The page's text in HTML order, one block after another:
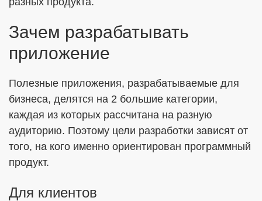
Зачем разрабатывать
приложение
Полезные приложения, разрабатываемые для
бизнеса, делятся на 2 большие категории,
каждая из которых рассчитана на разную
аудиторию. Поэтому цели разработки зависят от
того, на кого именно ориентирован программный
продукт.
Для клиентов